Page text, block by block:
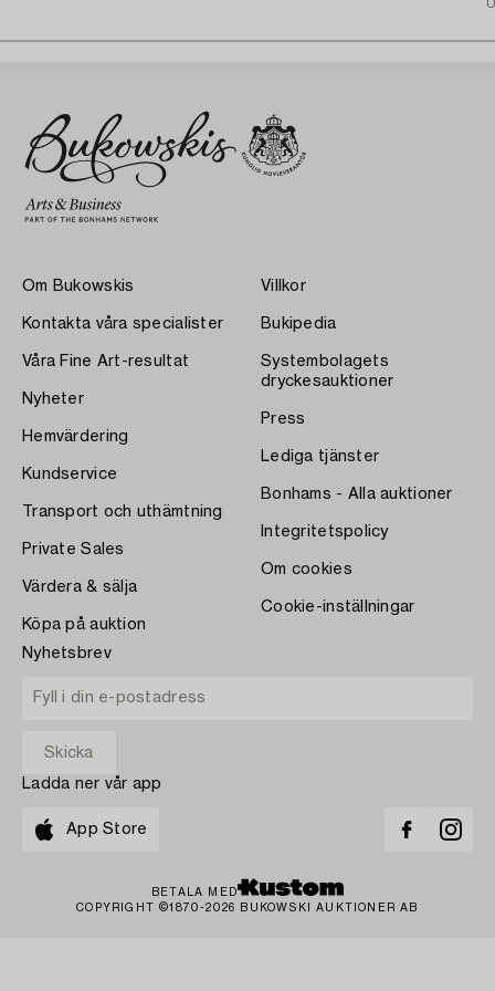
Om Bukowskis
Kontakta våra specialister
Våra Fine Art-resultat
Nyheter
Hemvärdering
Kundservice
Transport och uthämtning
Private Sales
Värdera & sälja
Köpa på auktion
Villkor
Bukipedia
Systembolagets
dryckesauktioner
Press
Lediga tjänster
Bonhams - Alla auktioner
Integritetspolicy
Om cookies
Cookie-inställningar
Nyhetsbrev
Ladda ner vår app
App Store
BETALA MED
COPYRIGHT ©1870-2026 BUKOWSKI AUKTIONER AB